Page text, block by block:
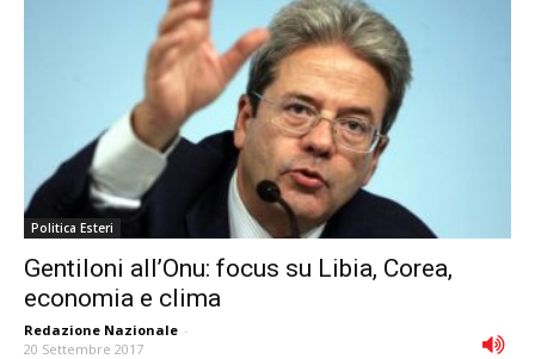
Politica Esteri
Gentiloni all’Onu: focus su Libia, Corea,
economia e clima
Redazione Nazionale -
20 Settembre 2017